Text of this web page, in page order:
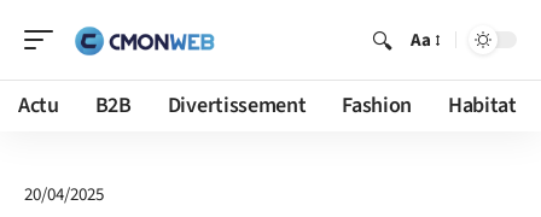
Aa
Actu B2B Divertissement Fashion Habitat
20/04/2025